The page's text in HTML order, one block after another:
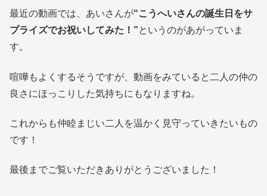
最近の動画では、あいさんが“こうへいさんの誕生日をサ
プライズでお祝いしてみた！”というのがあがっていま
す。
喧嘩もよくするそうですが、動画をみていると二人の仲の
良さにほっこりした気持ちにもなりますね。
これからも仲睦まじい二人を温かく見守っていきたいもの
です！
最後までご覧いただきありがとうございました！